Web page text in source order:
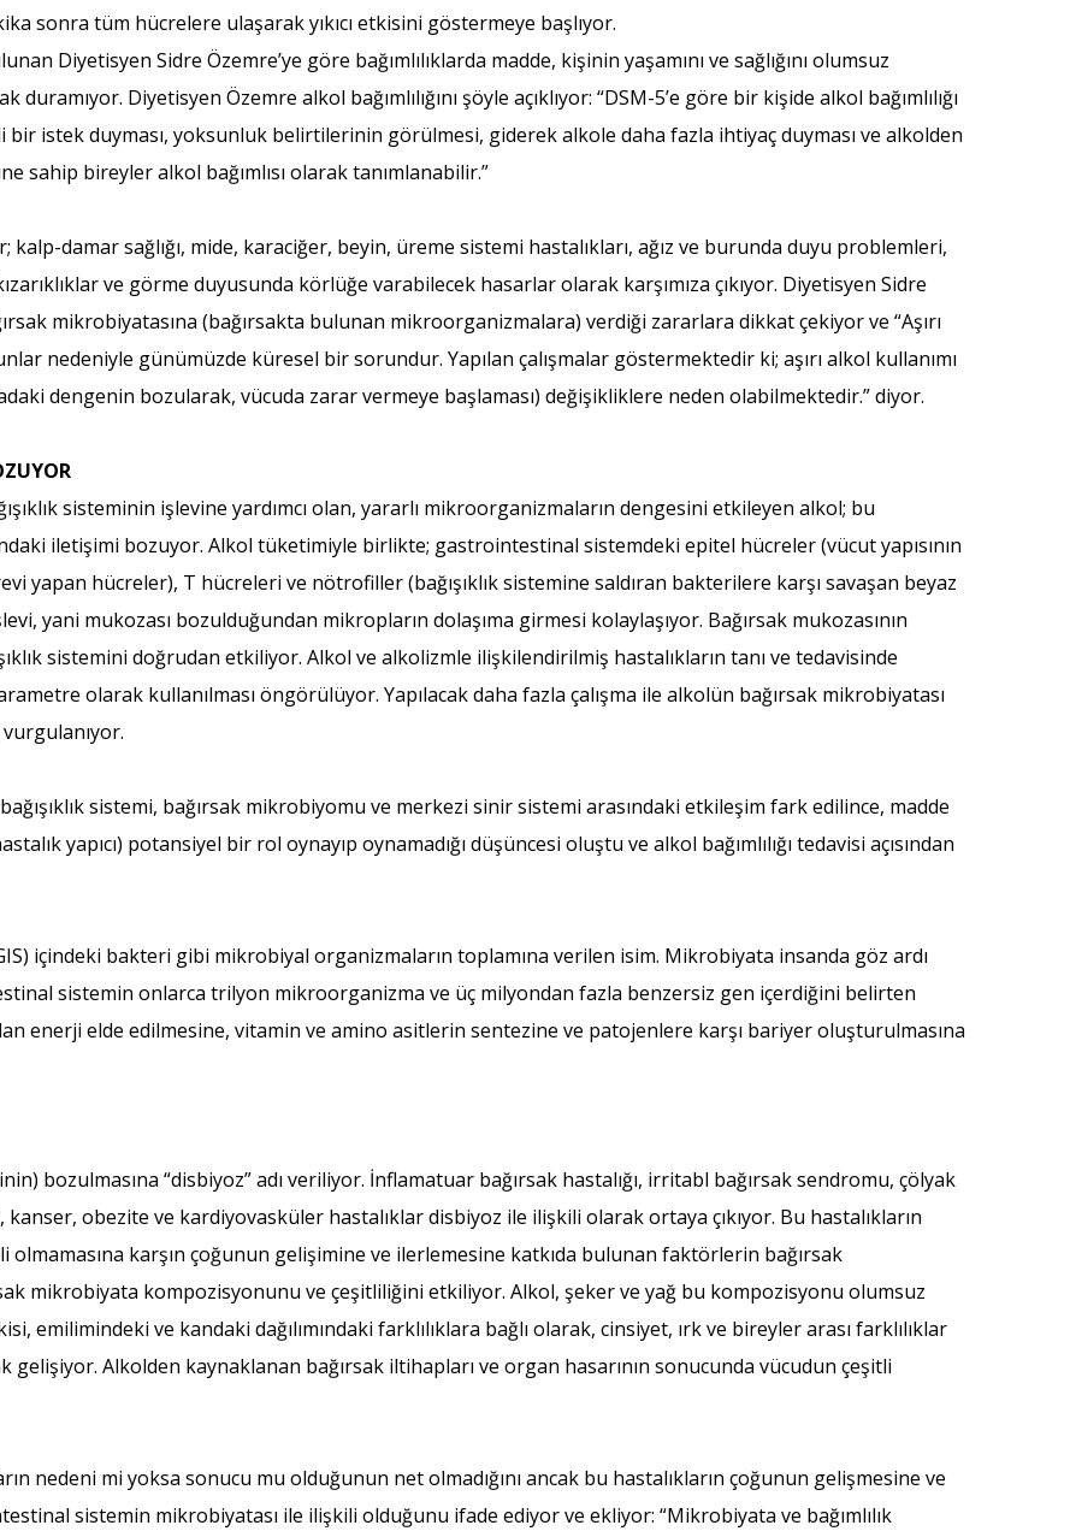
sonra tüm hücrelere ulaşarak yıkıcı etkisini göstermeye başlıyor.
Diyetisyen Sidre Özemre’ye göre bağımlılıklarda madde, kişinin yaşamını ve sağlığını olumsuz
Diyetisyen Özemre alkol bağımlılığını şöyle açıklıyor: “DSM-5’e göre bir kişide alkol bağımlılığı
istek duyması, yoksunluk belirtilerinin görülmesi, giderek alkole daha fazla ihtiyaç duyması ve alkolden
sahip bireyler alkol bağımlısı olarak tanımlanabilir.”
damar sağlığı, mide, karaciğer, beyin, üreme sistemi hastalıkları, ağız ve burunda duyu problemleri,
ve görme duyusunda körlüğe varabilecek hasarlar olarak karşımıza çıkıyor. Diyetisyen Sidre
mikrobiyatasına (bağırsakta bulunan mikroorganizmalara) verdiği zararlara dikkat çekiyor ve “Aşırı
nedeniyle günümüzde küresel bir sorundur. Yapılan çalışmalar göstermektedir ki; aşırı alkol kullanımı
dengenin bozularak, vücuda zarar vermeye başlaması) değişikliklere neden olabilmektedir.” diyor.
sisteminin işlevine yardımcı olan, yararlı mikroorganizmaların dengesini etkileyen alkol; bu
iletişimi bozuyor. Alkol tüketimiyle birlikte; gastrointestinal sistemdeki epitel hücreler (vücut yapısının
yapan hücreler), T hücreleri ve nötrofiller (bağışıklık sistemine saldıran bakterilere karşı savaşan beyaz
yani mukozası bozulduğundan mikropların dolaşıma girmesi kolaylaşıyor. Bağırsak mukozasının
sistemini doğrudan etkiliyor. Alkol ve alkolizmle ilişkilendirilmiş hastalıkların tanı ve tedavisinde
olarak kullanılması öngörülüyor. Yapılacak daha fazla çalışma ile alkolün bağırsak mikrobiyatası
sistemi, bağırsak mikrobiyomu ve merkezi sinir sistemi arasındaki etkileşim fark edilince, madde
yapıcı) potansiyel bir rol oynayıp oynamadığı düşüncesi oluştu ve alkol bağımlılığı tedavisi açısından
içindeki bakteri gibi mikrobiyal organizmaların toplamına verilen isim. Mikrobiyata insanda göz ardı
sistemin onlarca trilyon mikroorganizma ve üç milyondan fazla benzersiz gen içerdiğini belirten
enerji elde edilmesine, vitamin ve amino asitlerin sentezine ve patojenlere karşı bariyer oluşturulmasına
bozulmasına “disbiyoz” adı veriliyor. İnflamatuar bağırsak hastalığı, irritabl bağırsak sendromu, çölyak
kanser, obezite ve kardiyovasküler hastalıklar disbiyoz ile ilişkili olarak ortaya çıkıyor. Bu hastalıkların
olmamasına karşın çoğunun gelişimine ve ilerlemesine katkıda bulunan faktörlerin bağırsak
mikrobiyata kompozisyonunu ve çeşitliliğini etkiliyor. Alkol, şeker ve yağ bu kompozisyonu olumsuz
emilimindeki ve kandaki dağılımındaki farklılıklara bağlı olarak, cinsiyet, ırk ve bireyler arası farklılıklar
gelişiyor. Alkolden kaynaklanan bağırsak iltihapları ve organ hasarının sonucunda vücudun çeşitli
nedeni mi yoksa sonucu mu olduğunun net olmadığını ancak bu hastalıkların çoğunun gelişmesine ve
sistemin mikrobiyatası ile ilişkili olduğunu ifade ediyor ve ekliyor: “Mikrobiyata ve bağımlılık